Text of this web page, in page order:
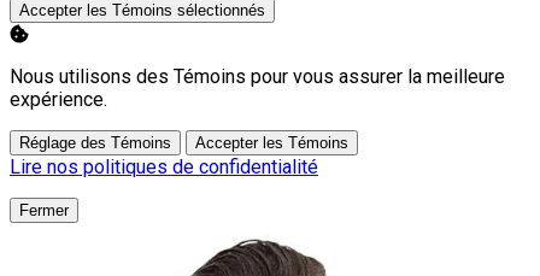
Accepter les Témoins sélectionnés
Nous utilisons des Témoins pour vous assurer la meilleure
expérience.
Réglage des Témoins Accepter les Témoins
Lire nos politiques de confidentialité
Fermer